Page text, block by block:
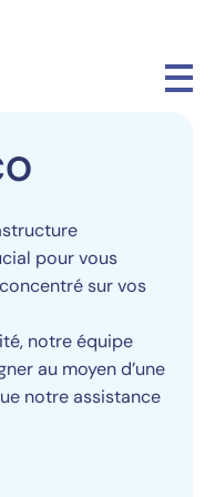
pour vous
sur vos
notre équipe
au moyen d’une
notre assistance